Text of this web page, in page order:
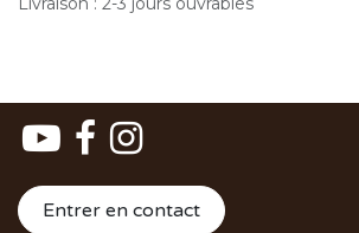
Entrer en contact